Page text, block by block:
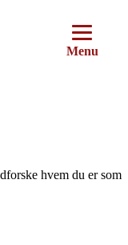
Menu
hvem du er som